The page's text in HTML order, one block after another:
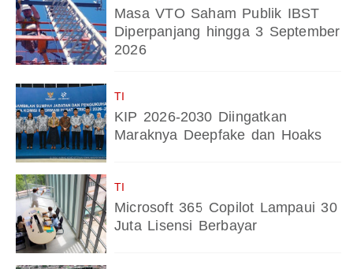
Masa VTO Saham Publik IBST
Diperpanjang hingga 3 September
2026
TI
KIP 2026-2030 Diingatkan
Maraknya Deepfake dan Hoaks
TI
Microsoft 365 Copilot Lampaui 30
Juta Lisensi Berbayar